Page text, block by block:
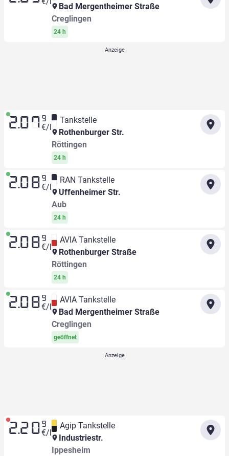
Bad Mergentheimer Straße
Creglingen
24 h
2.07 9
€/l
Tankstelle
Rothenburger Str.
Röttingen
24 h
2.08 9
€/l
RAN Tankstelle
Uffenheimer Str.
Aub
24 h
2.08 9
€/l
AVIA Tankstelle
Rothenburger Straße
Röttingen
24 h
2.08 9
€/l
AVIA Tankstelle
Bad Mergentheimer Straße
Creglingen
geöffnet
2.20 9
€/l
Agip Tankstelle
Industriestr.
Ippesheim